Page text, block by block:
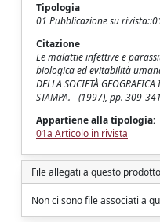
Tipologia
01 Pubblicazione su
Citazione
Le malattie infettive e
biologica ed evitabilità
DELLA SOCIETÀ
STAMPA. - (1997), pp. 309-
Appartiene alla tipologia:
01a Articolo in rivista
File allegati a questo prodotto
Non ci sono file associati a